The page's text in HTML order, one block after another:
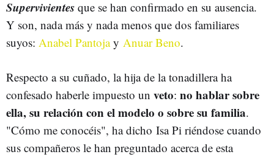
Supervivientes que se han confirmado en su ausencia.
Y son, nada más y nada menos que dos familiares
suyos: Anabel Pantojay Anuar Beno.
Respecto a su cuñado, la hija de la tonadillera ha
confesado haberle impuesto un veto: no hablar sobre
ella, su relación con el modelo o sobre su familia.
"Cómo me conocéis", ha dicho Isa Pi riéndose cuando
sus compañeros le han preguntado acerca de esta